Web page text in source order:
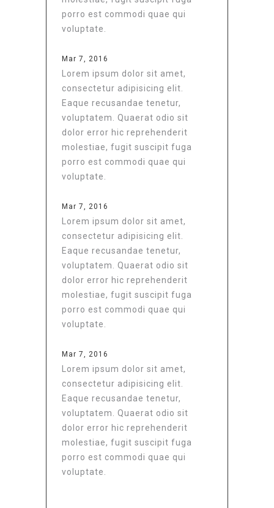
porro est commodi quae qui
voluptate.
Mar 7, 2016
Lorem ipsum dolor sit amet,
consectetur adipisicing elit.
Eaque recusandae tenetur,
voluptatem. Quaerat odio sit
dolor error hic reprehenderit
molestiae, fugit suscipit fuga
porro est commodi quae qui
voluptate.
Mar 7, 2016
Lorem ipsum dolor sit amet,
consectetur adipisicing elit.
Eaque recusandae tenetur,
voluptatem. Quaerat odio sit
dolor error hic reprehenderit
molestiae, fugit suscipit fuga
porro est commodi quae qui
voluptate.
Mar 7, 2016
Lorem ipsum dolor sit amet,
consectetur adipisicing elit.
Eaque recusandae tenetur,
voluptatem. Quaerat odio sit
dolor error hic reprehenderit
molestiae, fugit suscipit fuga
porro est commodi quae qui
voluptate.